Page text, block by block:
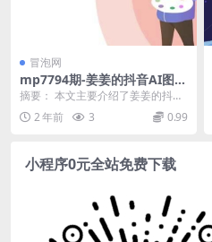
冒泡网
mp7794期-姜姜的抖音AI图文
带货课程-姜姜抖音2024
摘要： 本文主要介绍了姜姜的抖音
AI图文带货课程-姜姜抖音2024的内
容。课程内...
2 年前 3 0.99
小程序0元全站免费下载